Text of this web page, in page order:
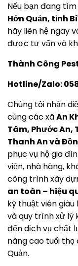
Nếu bạn đang
Hớn Quản, tỉnh
hãy liên hệ ngay
được tư vấn và
Thành Công
Hotline/Zalo: 05
Chúng tôi nhận
cùng các xãAn
Tâm, Phước An,
Thanh An và
phục vụ hộ gia
viện, nhà hàng,
công trình xây
an toàn – hiệu
kỹ thuật viên
và quy trình xử lý
đến dịch vụ chất
nâng cao tuổi
Quản.